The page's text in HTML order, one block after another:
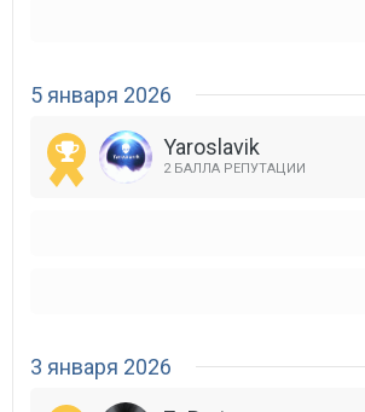
5 января 2026
Yaroslavik
2 БАЛЛА РЕПУТАЦИИ
3 января 2026